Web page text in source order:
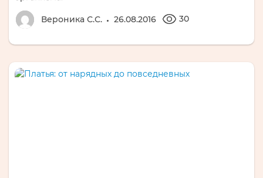
Вероника С.С. 26.08.2016 30